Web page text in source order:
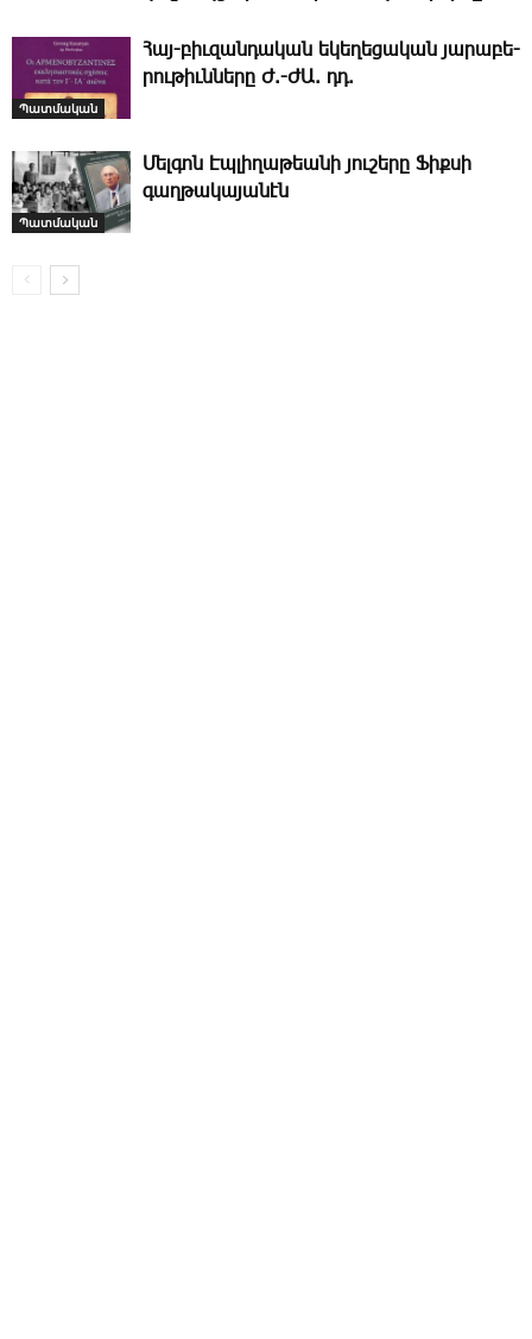
Պատմական
Հայ-բիւ­զան­դա­կան ե­կե­ղե­ցա­կան յա­րա­բե­
րու­թիւն­նե­րը Ժ.-ԺԱ. դդ.
Պատմական
­Մել­գոն Էպ­լի­ղա­թեա­նի յու­շե­րը ­Ֆիք­սի
գաղ­թա­կա­յա­նէն